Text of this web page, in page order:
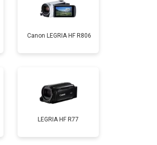
Canon LEGRIA HF R806
LEGRIA HF R77